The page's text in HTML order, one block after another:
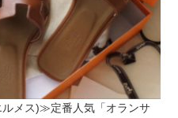
メス)≫定番人気「オランサ